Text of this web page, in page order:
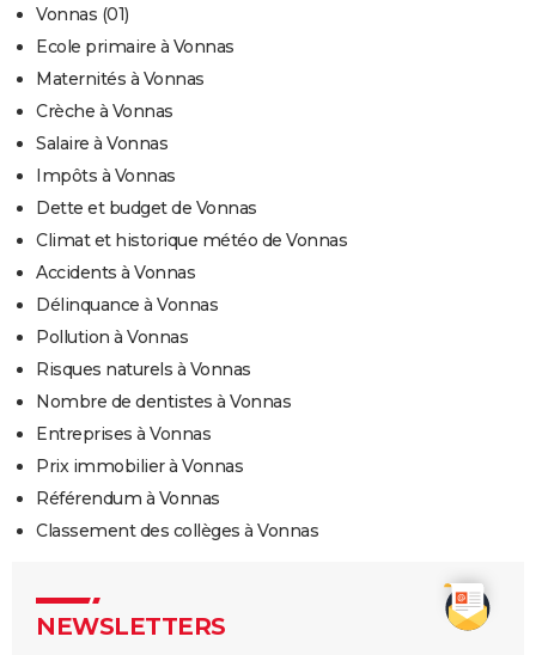
Vonnas (01)
Ecole primaire à Vonnas
Maternités à Vonnas
Crèche à Vonnas
Salaire à Vonnas
Impôts à Vonnas
Dette et budget de Vonnas
Climat et historique météo de Vonnas
Accidents à Vonnas
Délinquance à Vonnas
Pollution à Vonnas
Risques naturels à Vonnas
Nombre de dentistes à Vonnas
Entreprises à Vonnas
Prix immobilier à Vonnas
Référendum à Vonnas
Classement des collèges à Vonnas
NEWSLETTERS